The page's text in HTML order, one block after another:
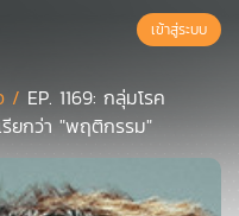
เข้าสู่ระบบ
/ EP. 1169: กลุ่มโรค
รียกว่า "พฤติกรรม"